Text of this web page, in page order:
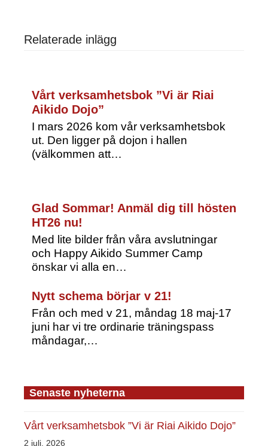
Relaterade inlägg
Vårt verksamhetsbok ”Vi är Riai
Aikido Dojo”
I mars 2026 kom vår verksamhetsbok
ut. Den ligger på dojon i hallen
(välkommen att…
Glad Sommar! Anmäl dig till hösten
HT26 nu!
Med lite bilder från våra avslutningar
och Happy Aikido Summer Camp
önskar vi alla en…
Nytt schema börjar v 21!
Från och med v 21, måndag 18 maj-17
juni har vi tre ordinarie träningspass
måndagar,…
Senaste nyheterna
Vårt verksamhetsbok ”Vi är Riai Aikido Dojo”
2 juli, 2026